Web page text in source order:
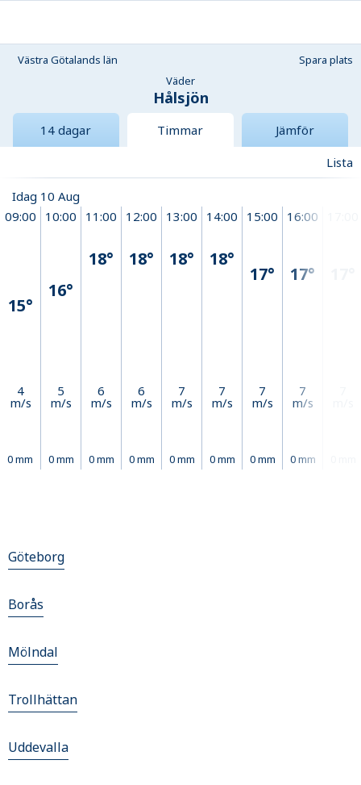
Västra Götalands län
Spara plats
Väder
Hålsjön
14 dagar Timmar
Jämför
Lista
Idag 10 Aug
09:00
15°
4
m/s
0 mm
10:00
16°
5
m/s
0 mm
11:00
18°
6
m/s
0 mm
12:00
18°
6
m/s
0 mm
13:00
18°
7
m/s
0 mm
14:00
18°
7
m/s
0 mm
15:00
17°
7
m/s
0 mm
16:00
17°
7
m/s
0 mm
Göteborg
Borås
Mölndal
Trollhättan
Uddevalla